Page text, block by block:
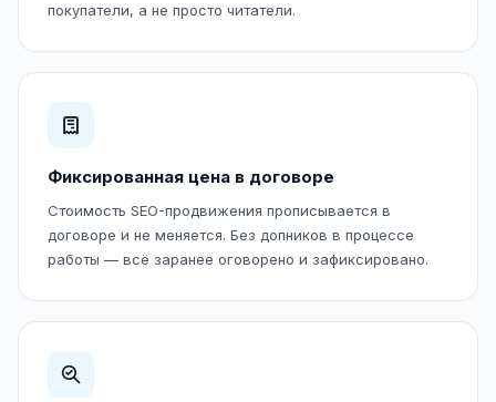
покупатели, а не просто читатели.
Фиксированная цена в договоре
Стоимость SEO-продвижения прописывается в
договоре и не меняется. Без допников в процессе
работы — всё заранее оговорено и зафиксировано.